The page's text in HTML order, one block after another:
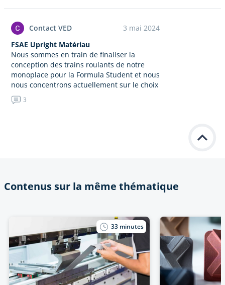
Contact VED
3 mai 2024
FSAE Upright Matériau
Nous sommes en train de finaliser la
conception des trains roulants de notre
monoplace pour la Formula Student et nous
nous concentrons actuellement sur le choix
du matériau pour l'upright,…
3
Contenus sur la même thématique
33 minutes